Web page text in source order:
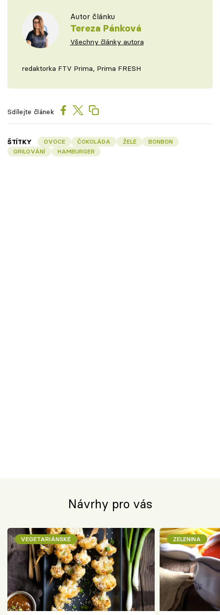
Autor článku
Tereza Pánková
Všechny články autora
redaktorka FTV Prima, Prima FRESH
Sdílejte článek
ŠTÍTKY OVOCE ČOKOLÁDA ŽELÉ
BONBON
GRILOVÁNÍ
HAMBURGER
Návrhy pro vás
VEGETARIÁNSKÉ ZELENINA